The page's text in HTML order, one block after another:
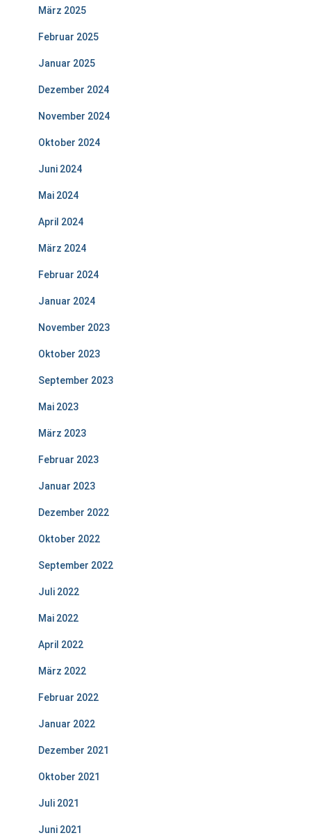
März 2025
Februar 2025
Januar 2025
Dezember 2024
November 2024
Oktober 2024
Juni 2024
Mai 2024
April 2024
März 2024
Februar 2024
Januar 2024
November 2023
Oktober 2023
September 2023
Mai 2023
März 2023
Februar 2023
Januar 2023
Dezember 2022
Oktober 2022
September 2022
Juli 2022
Mai 2022
April 2022
März 2022
Februar 2022
Januar 2022
Dezember 2021
Oktober 2021
Juli 2021
Juni 2021